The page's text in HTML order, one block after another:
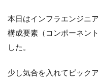
本日はインフラエンジニ
構成要素（コンポーネン
した。
少し気合を入れてピック